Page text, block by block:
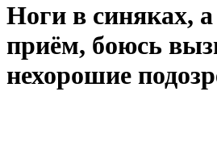
Ноги в синяках, а
приём, боюсь
нехорошие